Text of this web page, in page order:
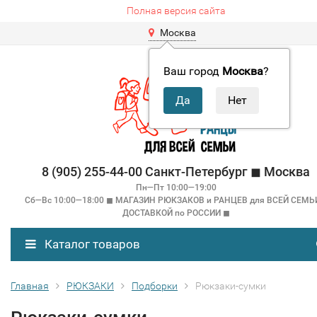
Полная версия сайта
Москва
Ваш город Москва?
8 (905) 255-44-00 Санкт-Петербург ◼ Москва
Пн—Пт 10:00—19:00
Сб—Вс 10:00—18:00 ◼ МАГАЗИН РЮКЗАКОВ и РАНЦЕВ для ВСЕЙ
ДОСТАВКОЙ по РОССИИ ◼
Каталог товаров
Главная РЮКЗАКИ Подборки Рюкзаки-сумки